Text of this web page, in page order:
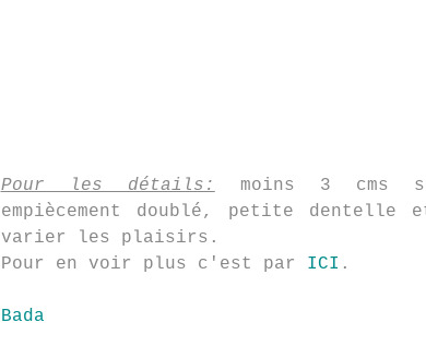
Pour les détails:
moins 3 cms
empiècement doublé, petite dentelle
varier les plaisirs.
Pour en voir plus c'est par ICI .
Bada